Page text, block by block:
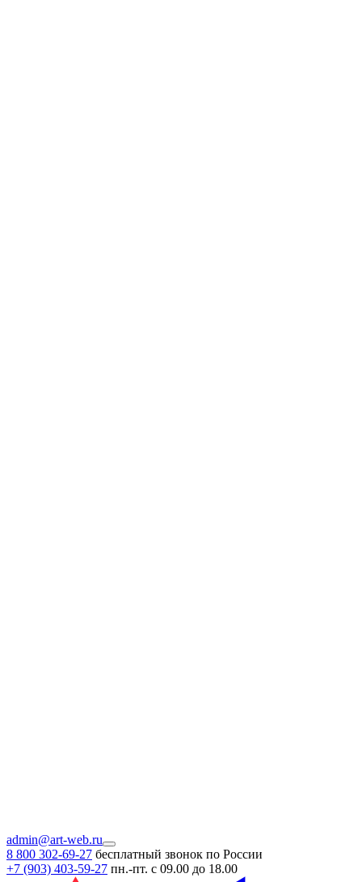
admin@art-web.ru
8 800 302-69-27 бесплатный звонок по России
+7 (903) 403-59-27 пн.-пт. с 09.00 до 18.00